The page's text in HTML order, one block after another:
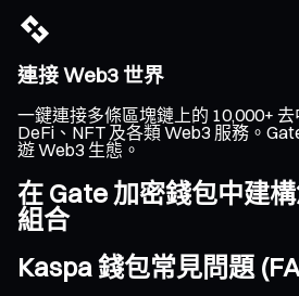
連接 Web3 世界
一鍵連接多條區塊鏈上的 10,000+
DeFi、NFT 及各類 Web3 服務。
遊 Web3 生態。
在 Gate 加密錢包中建
組合
Kaspa 錢包常見問題